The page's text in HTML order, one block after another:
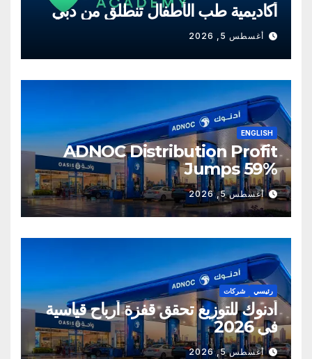
أكاديمية طب الأطفال تنطلق من دبي
أغسطس 5, 2026
ENGLISH
ADNOC Distribution Profit
Jumps 59%
أغسطس 5, 2026
رئيسي شركات
أدنوك للتوزيع تحقق قفزة أرباح قياسية
في 2026
أغسطس 5, 2026